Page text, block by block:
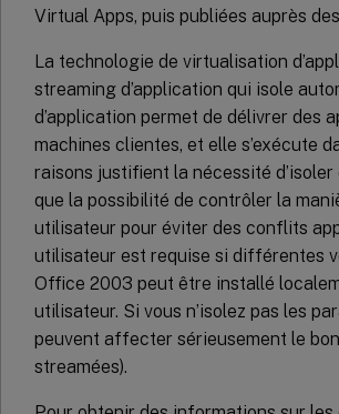
Virtual Apps, puis publiées auprès
La technologie de virtualisation
streaming d’application qui isole
d’application permet de délivrer des
machines clientes, et elle s’exécute
raisons justifient la nécessité
que la possibilité de contrôler la
utilisateur pour éviter des conflits
utilisateur est requise si différentes
Office 2003 peut être installé
utilisateur. Si vous n’isolez pas les
peuvent affecter sérieusement le
streamées).